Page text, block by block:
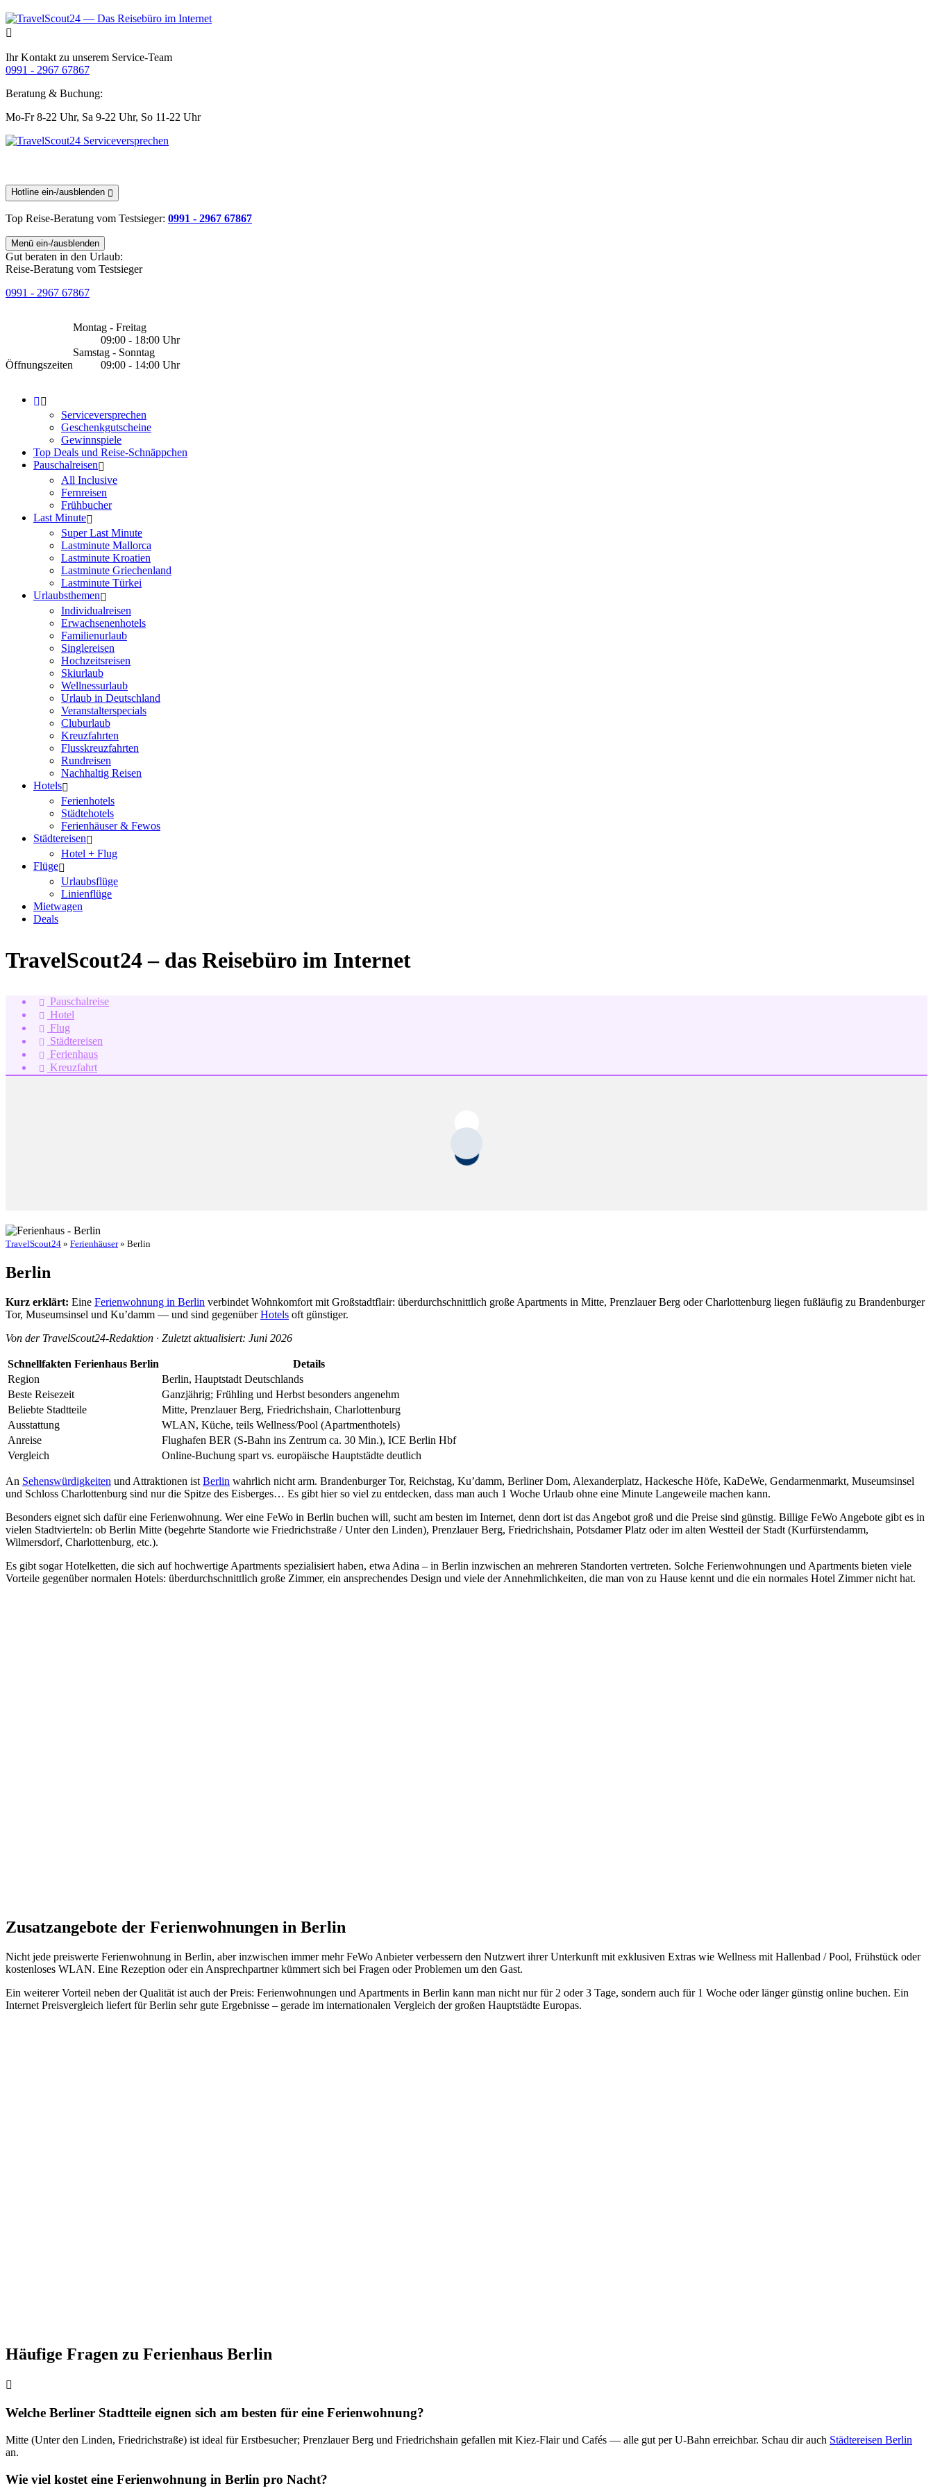
Ihr Kontakt zu unserem Service-Team
0991 - 2967 67867
Beratung & Buchung:
Mo-Fr 8-22 Uhr, Sa 9-22 Uhr, So 11-22 Uhr
Hotline ein-/ausblenden
Top Reise-Beratung vom Testsieger: 0991 - 2967 67867
Menü ein-/ausblenden
Gut beraten in den Urlaub:
Reise-Beratung vom Testsieger
0991 - 2967 67867
Öffnungszeiten
Montag - Freitag
09:00 - 18:00 Uhr
Samstag - Sonntag
09:00 - 14:00 Uhr
Serviceversprechen
Geschenkgutscheine
Gewinnspiele
Top Deals und Reise-Schnäppchen
Pauschalreisen
All Inclusive
Fernreisen
Frühbucher
Last Minute
Super Last Minute
Lastminute Mallorca
Lastminute Kroatien
Lastminute Griechenland
Lastminute Türkei
Urlaubsthemen
Individualreisen
Erwachsenenhotels
Familienurlaub
Singlereisen
Hochzeitsreisen
Skiurlaub
Wellnessurlaub
Urlaub in Deutschland
Veranstalterspecials
Cluburlaub
Kreuzfahrten
Flusskreuzfahrten
Rundreisen
Nachhaltig Reisen
Hotels
Ferienhotels
Städtehotels
Ferienhäuser & Fewos
Städtereisen
Hotel + Flug
Flüge
Urlaubsflüge
Linienflüge
Mietwagen
Deals
TravelScout24 – das Reisebüro im Internet
Pauschalreise
Hotel
Flug
Städtereisen
Ferienhaus
Kreuzfahrt
TravelScout24 » Ferienhäuser» Berlin
Berlin
Kurz erklärt: Eine Ferienwohnung in Berlin verbindet Wohnkomfort mit Großstadtflair: überdurchschnittlich große Apartments in Mitte, Prenzlauer Berg oder Charlottenburg liegen fußläufig zu Brandenburger
Tor, Museumsinsel und Ku’damm — und sind gegenüberHotels oft günstiger.
Von der TravelScout24-Redaktion · Zuletzt aktualisiert: Juni 2026
Schnellfakten Ferienhaus Berlin
Details
Region
Berlin, Hauptstadt Deutschlands
Beste Reisezeit
Ganzjährig; Frühling und Herbst besonders angenehm
Beliebte Stadtteile
Mitte, Prenzlauer Berg, Friedrichshain, Charlottenburg
Ausstattung
WLAN, Küche, teils Wellness/Pool (Apartmenthotels)
Anreise
Flughafen BER (S-Bahn ins Zentrum ca. 30 Min.), ICE Berlin Hbf
Vergleich
Online-Buchung spart vs. europäische Hauptstädte deutlich
An Sehenswürdigkeiten und Attraktionen ist Berlin wahrlich nicht arm. Brandenburger Tor, Reichstag, Ku’damm, Berliner Dom, Alexanderplatz, Hackesche Höfe, KaDeWe, Gendarmenmarkt, Museumsinsel
und Schloss Charlottenburg sind nur die Spitze des Eisberges… Es gibt hier so viel zu entdecken, dass man auch 1 Woche Urlaub ohne eine Minute Langeweile machen kann.
Besonders eignet sich dafür eine Ferienwohnung. Wer eine FeWo in Berlin buchen will, sucht am besten im Internet, denn dort ist das Angebot groß und die Preise sind günstig. Billige FeWo Angebote gibt es in
vielen Stadtvierteln: ob Berlin Mitte (begehrte Standorte wie Friedrichstraße / Unter den Linden), Prenzlauer Berg, Friedrichshain, Potsdamer Platz oder im alten Westteil der Stadt (Kurfürstendamm,
Wilmersdorf, Charlottenburg, etc.).
Es gibt sogar Hotelketten, die sich auf hochwertige Apartments spezialisiert haben, etwa Adina – in Berlin inzwischen an mehreren Standorten vertreten. Solche Ferienwohnungen und Apartments bieten viele
Vorteile gegenüber normalen Hotels: überdurchschnittlich große Zimmer, ein ansprechendes Design und viele der Annehmlichkeiten, die man von zu Hause kennt und die ein normales Hotel Zimmer nicht hat.
Zusatzangebote der Ferienwohnungen in Berlin
Nicht jede preiswerte Ferienwohnung in Berlin, aber inzwischen immer mehr FeWo Anbieter verbessern den Nutzwert ihrer Unterkunft mit exklusiven Extras wie Wellness mit Hallenbad / Pool, Frühstück oder
kostenloses WLAN. Eine Rezeption oder ein Ansprechpartner kümmert sich bei Fragen oder Problemen um den Gast.
Ein weiterer Vorteil neben der Qualität ist auch der Preis: Ferienwohnungen und Apartments in Berlin kann man nicht nur für 2 oder 3 Tage, sondern auch für 1 Woche oder länger günstig online buchen. Ein
Internet Preisvergleich liefert für Berlin sehr gute Ergebnisse – gerade im internationalen Vergleich der großen Hauptstädte Europas.
Häufige Fragen zu Ferienhaus Berlin
Welche Berliner Stadtteile eignen sich am besten für eine Ferienwohnung?
Mitte (Unter den Linden, Friedrichstraße) ist ideal für Erstbesucher; Prenzlauer Berg und Friedrichshain gefallen mit Kiez-Flair und Cafés — alle gut per U-Bahn erreichbar. Schau dir auch Städtereisen Berlin
an.
Wie viel kostet eine Ferienwohnung in Berlin pro Nacht?